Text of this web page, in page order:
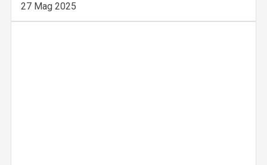
27 Mag 2025